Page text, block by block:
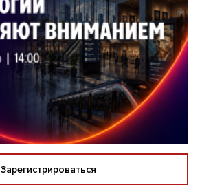
Зарегистрироваться